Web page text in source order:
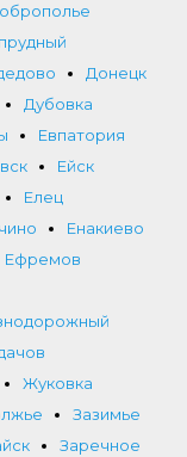
Донецк
Дубовка
Евпатория
Ейск
Елец
Енакиево
Ефремов
Жуковка
Зазимье
Заречное